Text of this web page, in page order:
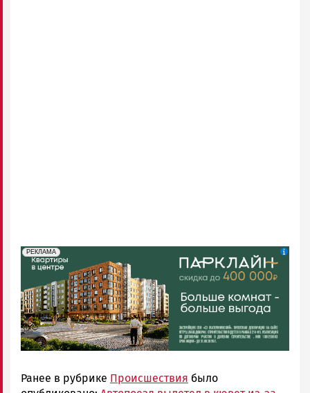
erid: 2SDnjdeSPnB
РЕКЛАМА
Реклама
Ранее в рубрике Происшествия было